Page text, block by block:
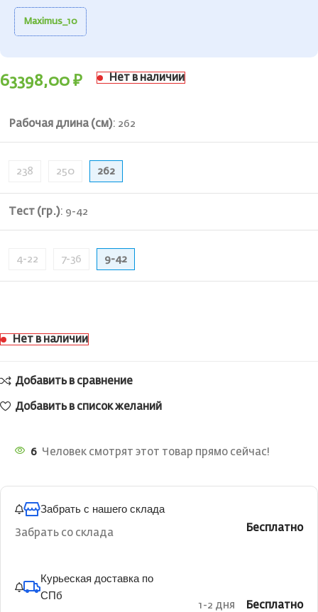
Maximus_10
63398,00 ₽ Нет в наличии
Рабочая длина (см): 262
238 250 262
Тест (гр.): 9-42
4-22 7-36 9-42
Нет в наличии
Добавить в сравнение
Добавить в список желаний
6 Человек смотрят этот товар прямо сейчас!
Забрать с нашего склада
Забрать со склада Бесплатно
Курьеская доставка по
СПб
1-2 дня Бесплатно